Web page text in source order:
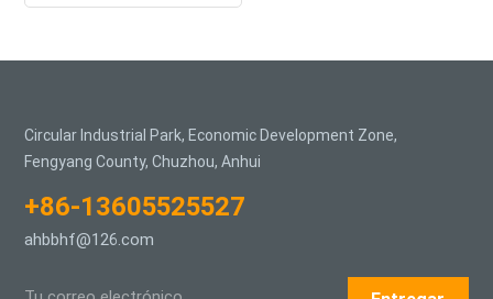
Circular Industrial Park, Economic Development Zone,
Fengyang County, Chuzhou, Anhui
+86-13605525527
ahbbhf@126.com